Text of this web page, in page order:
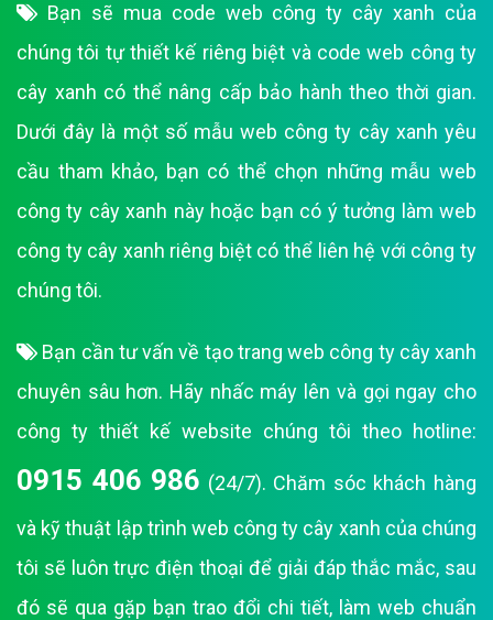
Bạn sẽ mua code web công ty cây xanh của
chúng tôi tự thiết kế riêng biệt và code web công ty
cây xanh có thể nâng cấp bảo hành theo thời gian.
Dưới đây là một số mẫu web công ty cây xanh yêu
cầu tham khảo, bạn có thể chọn những mẫu web
công ty cây xanh này hoặc bạn có ý tưởng làm web
công ty cây xanh riêng biệt có thể liên hệ với công ty
chúng tôi.
Bạn cần tư vấn về tạo trang web công ty cây xanh
chuyên sâu hơn. Hãy nhấc máy lên và gọi ngay cho
công ty thiết kế website chúng tôi theo hotline:
0915 406 986 (24/7). Chăm sóc khách hàng
và kỹ thuật lập trình web công ty cây xanh của chúng
tôi sẽ luôn trực điện thoại để giải đáp thắc mắc, sau
đó sẽ qua gặp bạn trao đổi chi tiết, làm web chuẩn